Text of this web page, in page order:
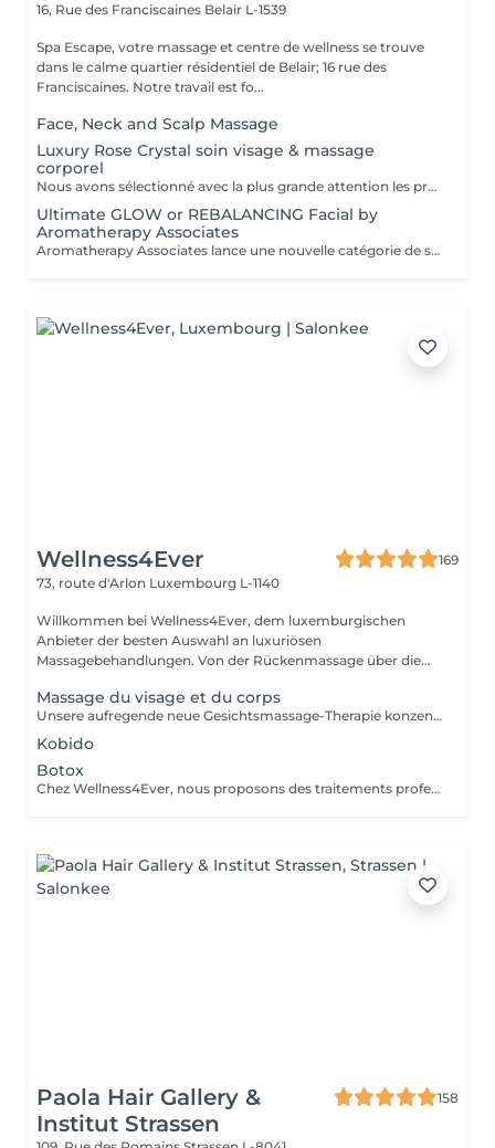
16, Rue des Franciscaines Belair L-1539
Spa Escape, votre massage et centre de wellness se trouve
dans le calme quartier résidentiel de Belair; 16 rue des
Franciscaines. Notre travail est fo...
Face, Neck and Scalp Massage
Luxury Rose Crystal soin visage & massage
corporel
Nous avons sélectionné avec la plus grande attention les produits lauréats Organic Pharmacy, pour faire de votre rituel spa un moment luxueux et unique. Ces soins pour la peau et bien-être du corps portent cette expérience à un tout autre niveau. Des ingrédients entièrement biologiques sont utilisés pour étancher la soif d'hydratation, de purification et de nutrition de votre peau. Pendant ce moment de détente et de sérénité, laissez-vous choyer par un massage facial par drainage lymphatique aux cristaux de rose, et retrouvez un visage plus sculpté et un teint rosé et éclatant. Le massage corporel qui accompagne ce soin en fait une expérience zen totale.
Ultimate GLOW or REBALANCING Facial by
Aromatherapy Associates
Aromatherapy Associates lance une nouvelle catégorie de soins pour la peau qui répond de manière unique aux besoins de l'esprit et de la peau. La formule contient un complexe spécial d'huiles essentielles, de plantes actives et de technologie Skin Stress Relief. S'appuyant sur près de 40 ans d'expertise en matière de spa et d'aromathérapie et bien connue pour ses produits optimisés et axés sur les résultats, cette expérience est conçue pour soutenir les défenses naturelles de la peau et combattre le stress d'un mode de vie trépidant. Idéal pour les personnes à la peau sèche ou sensible.
Wellness4Ever
169
73, route d'Arlon Luxembourg L-1140
Willkommen bei Wellness4Ever, dem luxemburgischen
Anbieter der besten Auswahl an luxuriösen
Massagebehandlungen. Von der Rückenmassage über die
Massage du visage et du corps
Unsere aufregende neue Gesichtsmassage-Therapie konzentriert sich darauf, Ihre Haut zu verjüngen und Ihnen ein jugendliches, strahlendes Aussehen zu verleihen, das Sie entspannt, erfrischt und voller Leben fühlen lässt. Regelmäßige Gesichtsmassagen können die Durchblutung verbessern und die Gesichtsmuskeln entspannen, Verspannungen im Gesicht und um die Augen lösen und gleichzeitig die Textur, die schlaffe Haut und das Auftreten von Falten verbessern. Es hat sich auch gezeigt, dass es den Sinusdruck lindert und sogar bei hartnäckiger Akne helfen kann. All diese Vorteile können Ihnen strahlende, belebte Gesichtszüge schenken, die Ihnen ein ebenso jugendliches Gefühl geben, wie Sie aussehen.
Kobido
Botox
Chez Wellness4Ever, nous proposons des traitements professionnels de Botox, exclusivement réalisés par un médecin spécialisé afin de garantir une expertise et une prise en charge optimale. Nos séances de Botox permettent de lisser les rides du front, les pattes d'oie et les rides du lion, offrant un résultat naturel qui sublime votre visage. L'intervention est rapide, nécessite peu de temps de récupération et est effectuée avec précision.
Paola Hair Gallery &
Institut Strassen
158